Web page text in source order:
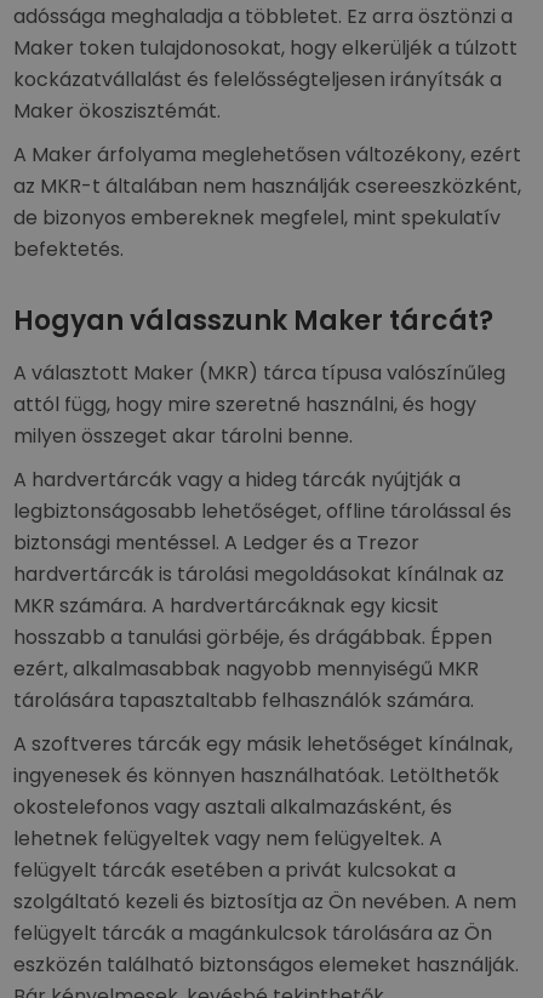
adóssága meghaladja a többletet. Ez arra ösztönzi a
Maker token tulajdonosokat, hogy elkerüljék a túlzott
kockázatvállalást és felelősségteljesen irányítsák a
Maker ökoszisztémát.
A Maker árfolyama meglehetősen változékony, ezért
az MKR-t általában nem használják csereeszközként,
de bizonyos embereknek megfelel, mint spekulatív
befektetés.
Hogyan válasszunk Maker tárcát?
A választott Maker (MKR) tárca típusa valószínűleg
attól függ, hogy mire szeretné használni, és hogy
milyen összeget akar tárolni benne.
A hardvertárcák vagy a hideg tárcák nyújtják a
legbiztonságosabb lehetőséget, offline tárolással és
biztonsági mentéssel. A Ledger és a Trezor
hardvertárcák is tárolási megoldásokat kínálnak az
MKR számára. A hardvertárcáknak egy kicsit
hosszabb a tanulási görbéje, és drágábbak. Éppen
ezért, alkalmasabbak nagyobb mennyiségű MKR
tárolására tapasztaltabb felhasználók számára.
A szoftveres tárcák egy másik lehetőséget kínálnak,
ingyenesek és könnyen használhatóak. Letölthetők
okostelefonos vagy asztali alkalmazásként, és
lehetnek felügyeltek vagy nem felügyeltek. A
felügyelt tárcák esetében a privát kulcsokat a
szolgáltató kezeli és biztosítja az Ön nevében. A nem
felügyelt tárcák a magánkulcsok tárolására az Ön
eszközén található biztonságos elemeket használják.